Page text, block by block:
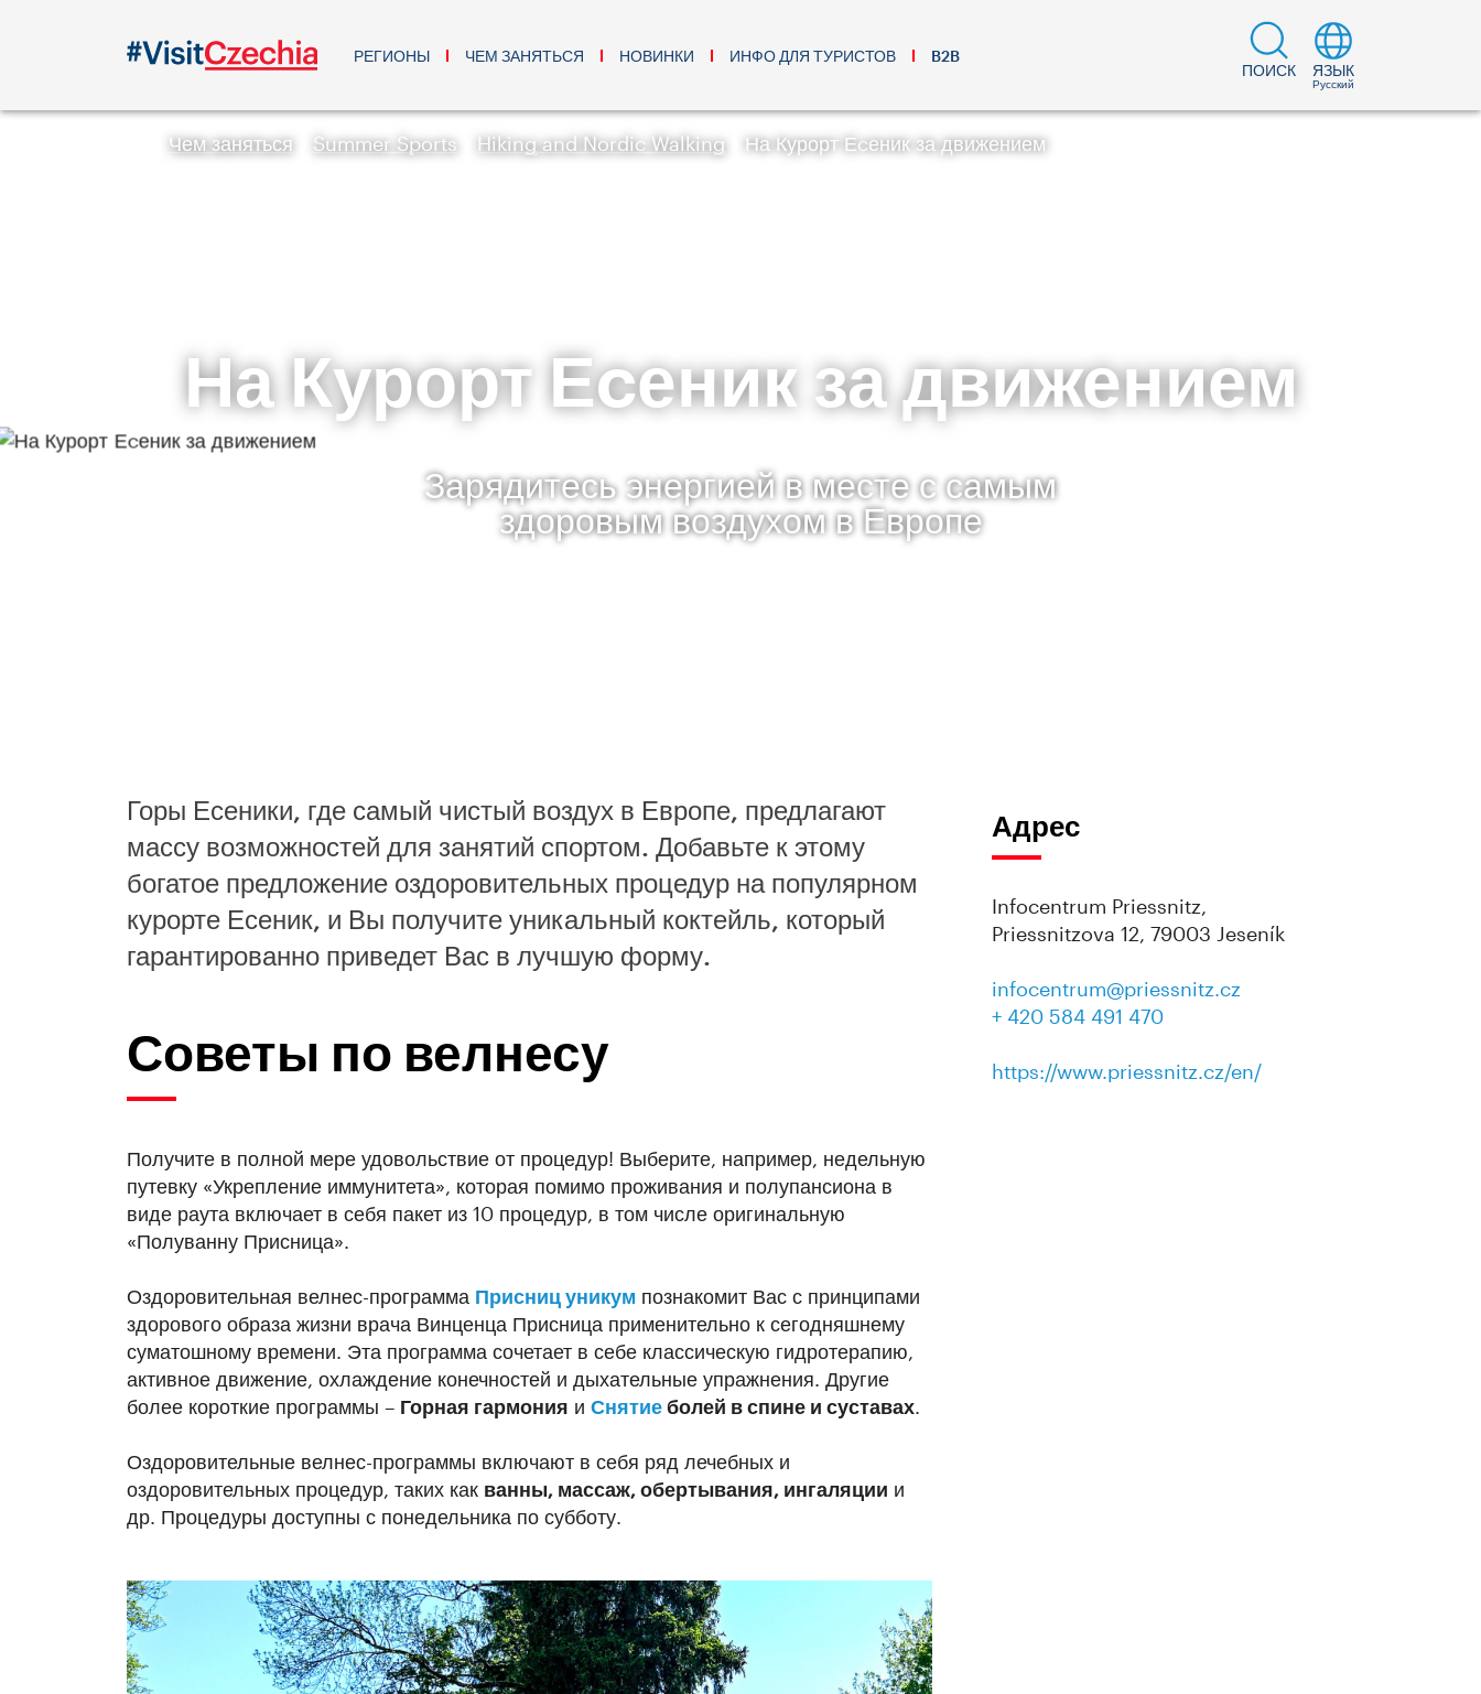
РЕГИОНЫ ЧЕМ ЗАНЯТЬСЯ НОВИНКИ ИНФО ДЛЯ ТУРИСТОВ B2B
ПОИСК ЯЗЫК
Русский
Чем заняться Summer Sports Hiking and Nordic Walking На Курорт Еcеник за движением
На Курорт Еcеник за движением
Зарядитесь энергией в месте с самым
здоровым воздухом в Европе
Горы Есеники, где самый чистый воздух в Европе, предлагают
массу возможностей для занятий спортом. Добавьте к этому
богатое предложение оздоровительных процедур на популярном
курорте Есеник, и Вы получите уникальный коктейль, который
гарантированно приведет Вас в лучшую форму.
Советы по велнесу
Получите в полной мере удовольствие от процедур! Выберите, например, недельную
путевку «Укрепление иммунитета», которая помимо проживания и полупансиона в
виде раута включает в себя пакет из 10 процедур, в том числе оригинальную
«Полуванну Присница».
Оздоровительная велнес-программа Присниц уникум познакомит Вас с принципами
здорового образа жизни врача Винценца Присница применительно к сегодняшнему
суматошному времени. Эта программа сочетает в себе классическую гидротерапию,
активное движение, охлаждение конечностей и дыхательные упражнения. Другие
более короткие программы – Горная гармония и Снятиеболей в спине и суставах.
Оздоровительные велнес-программы включают в себя ряд лечебных и
оздоровительных процедур, таких как ванны, массаж, обертывания, ингаляции и
др. Процедуры доступны с понедельника по субботу.
Адрес
Infocentrum Priessnitz,
Priessnitzova 12, 79003 Jeseník
infocentrum@priessnitz.cz
+ 420 584 491 470
https://www.priessnitz.cz/en/